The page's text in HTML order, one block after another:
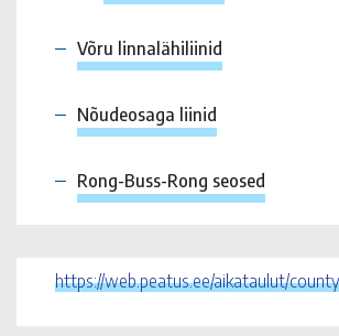
Võru linnalähiliinid
Nõudeosaga liinid
Rong-Buss-Rong seosed
https://web.peatus.ee/aikataulut/